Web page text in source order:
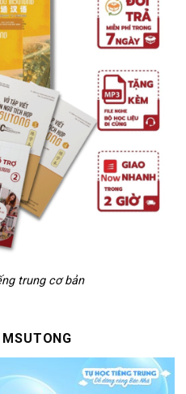
trung cơ bản
MSUTONG